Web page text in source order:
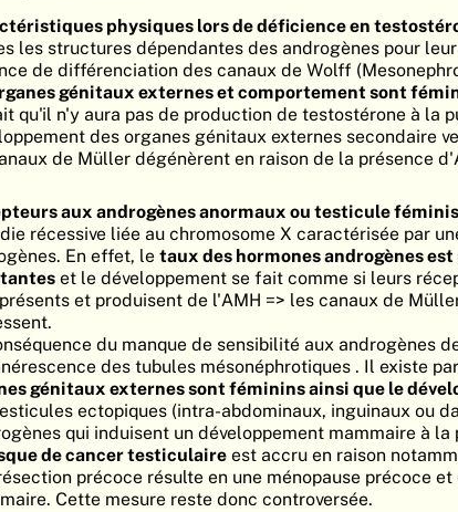
physiques lors de déficience en
les structures dépendantes des androgènes pour
de différenciation des canaux de Wolff
génitaux externes et comportement sont
qu'il n'y aura pas de production de testostérone à la
des organes génitaux externes secondaire
de Müller dégénèrent en raison de la présence
aux androgènes anormaux ou testicule
récessive liée au chromosome X caractérisée par
En effet, letaux des hormones androgènes
et le développement se fait comme si leurs
et produisent de l'AMH => les canaux de
du manque de sensibilité aux androgènes
des tubules mésonéphrotiques . Il existe
génitaux externes sont féminins ainsi que le
ectopiques (intra-abdominaux, inguinaux ou
qui induisent un développement mammaire à la
de cancer testiculaire est accru en raison
précoce résulte en une ménopause précoce
Cette mesure reste donc controversée.